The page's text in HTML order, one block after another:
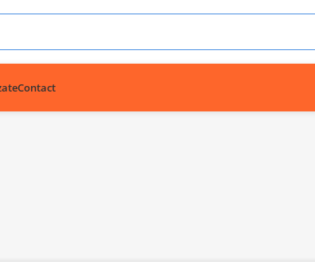
Contact